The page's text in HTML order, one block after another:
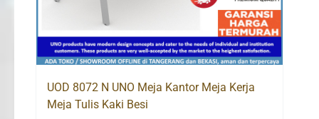
UOD 8072 N UNO Meja Kantor Meja Kerja
Meja Tulis Kaki Besi